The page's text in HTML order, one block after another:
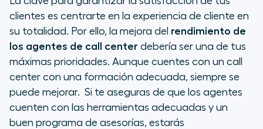
clientes es centrarte en la experiencia de cliente en
su totalidad. Por ello, la mejora del rendimiento de
los agentes de call center debería ser una de tus
máximas prioridades. Aunque cuentes con un call
center con una formación adecuada, siempre se
puede mejorar. Si te aseguras de que los agentes
cuenten con las herramientas adecuadas y un
buen programa de asesorías, estarás